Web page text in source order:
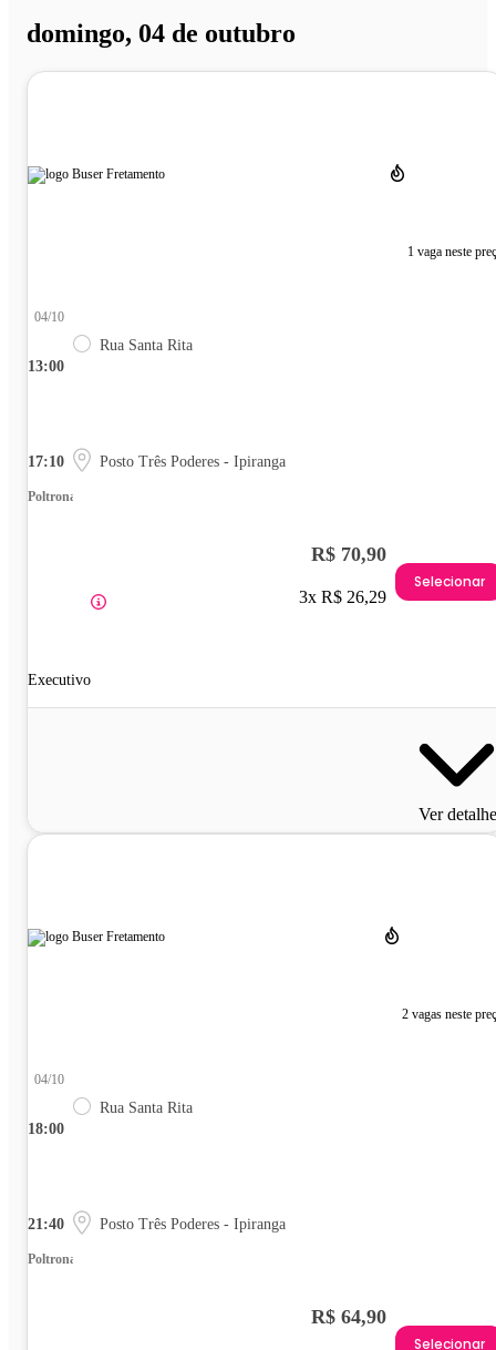
domingo, 04 de outubro
1 vaga neste
13:00
04/10
Rua Santa Rita
17:10 Posto Três Poderes - Ipiranga
Poltrona
Executivo
R$ 70,90
3x R$ 26,29
Selecionar
Ver
2 vagas neste
18:00
04/10
Rua Santa Rita
21:40 Posto Três Poderes - Ipiranga
Poltrona
R$ 64,90
Selecionar